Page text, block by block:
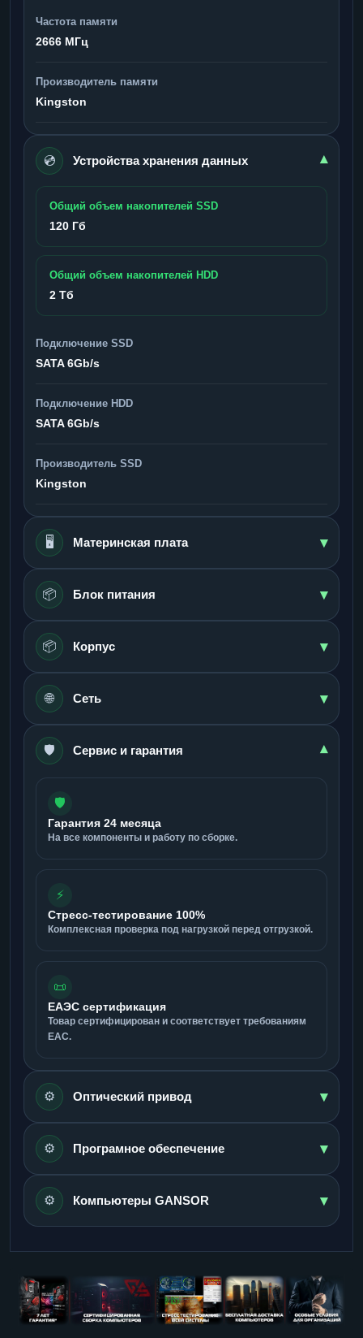
Частота памяти
2666 МГц
Производитель памяти
Kingston
💿 Устройства хранения данных ▾
Общий объем накопителей SSD
120 Гб
Общий объем накопителей HDD
2 Тб
Подключение SSD
SATA 6Gb/s
Подключение HDD
SATA 6Gb/s
Производитель SSD
Kingston
🖥️ Материнская плата ▾
📦 Блок питания ▾
📦 Корпус ▾
🌐 Сеть ▾
🛡️ Сервис и гарантия ▾
🛡️
Гарантия 24 месяца
На все компоненты и работу по сборке.
⚡
Стресс-тестирование 100%
Комплексная проверка под нагрузкой перед отгрузкой.
📜
ЕАЭС сертификация
Товар сертифицирован и соответствует требованиям
ЕАС.
⚙️ Оптический привод ▾
⚙️ Програмное обеспечение ▾
⚙️ Компьютеры GANSOR ▾